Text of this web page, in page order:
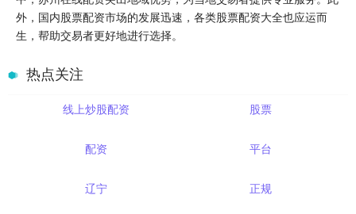
外，国内股票配资市场的发展迅速，各类股票配资大全也应运而
生，帮助交易者更好地进行选择。
热点关注
线上炒股配资 股票
配资 平台
辽宁 正规